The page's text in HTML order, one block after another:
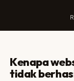
Kenapa
tidak